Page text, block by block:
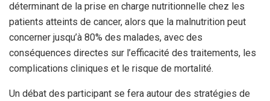
déterminant de la prise en charge nutritionnelle chez les
patients atteints de cancer, alors que la malnutrition peut
concerner jusqu’à 80% des malades, avec des
conséquences directes sur l’efficacité des traitements, les
complications cliniques et le risque de mortalité.
Un débat des participant se fera autour des stratégies de